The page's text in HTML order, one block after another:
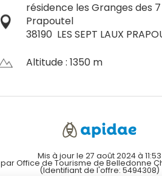
résidence les Granges des 7
Prapoutel
38190 LES SEPT LAUX
Altitude : 1350 m
Mis à jour le 27 août 2024 à 11:53
par Office de Tourisme de Belledonne
(Identifiant de l'offre: 5494308)